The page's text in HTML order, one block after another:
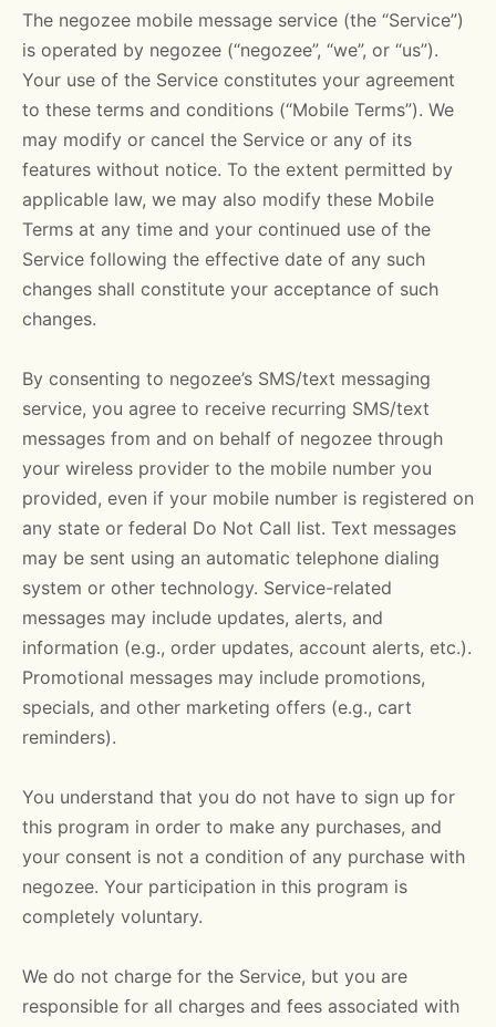
The negozee mobile message service (the “Service”)
is operated by negozee (“negozee”, “we”, or “us”).
Your use of the Service constitutes your agreement
to these terms and conditions (“Mobile Terms”). We
may modify or cancel the Service or any of its
features without notice. To the extent permitted by
applicable law, we may also modify these Mobile
Terms at any time and your continued use of the
Service following the effective date of any such
changes shall constitute your acceptance of such
changes.
By consenting to negozee’s SMS/text messaging
service, you agree to receive recurring SMS/text
messages from and on behalf of negozee through
your wireless provider to the mobile number you
provided, even if your mobile number is registered on
any state or federal Do Not Call list. Text messages
may be sent using an automatic telephone dialing
system or other technology. Service-related
messages may include updates, alerts, and
information (e.g., order updates, account alerts, etc.).
Promotional messages may include promotions,
specials, and other marketing offers (e.g., cart
reminders).
You understand that you do not have to sign up for
this program in order to make any purchases, and
your consent is not a condition of any purchase with
negozee. Your participation in this program is
completely voluntary.
We do not charge for the Service, but you are
responsible for all charges and fees associated with